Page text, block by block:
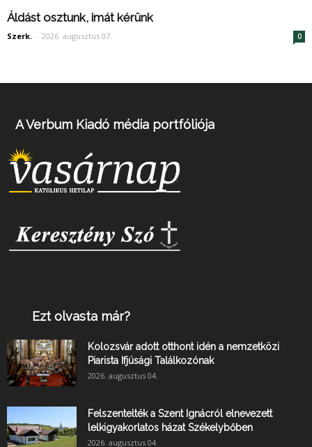
Áldást osztunk, imát kérünk
Szerk. - 2026. augusztus 07. 0
A Verbum Kiadó média portfóliója
Ezt olvasta már?
Kolozsvár adott otthont idén a nemzetközi
Piarista Ifjúsági Találkozónak
2026. augusztus 04.
Felszentelték a Szent Ignácról elnevezett
lelkigyakorlatos házat Székelybőben
2026. augusztus 04.